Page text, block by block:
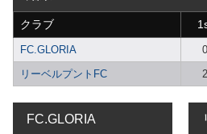
クラブ
FC.GLORIA 0
リーベルプントFC
2
FC.GLORIA